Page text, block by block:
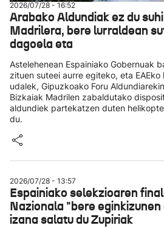
2026/07/28 - 16:52
Arabako Aldundiak ez du
Madrilera, bere lurraldean
dagoela eta
Astelehenean Espainiako Gobernuak
zituen suteei aurre egiteko, eta
udalek, Gipuzkoako Foru
Bizkaiak Madrilen zabaldutako
aldundiek partekatzen duten
du.
2026/07/28 - 13:57
Espainiako selekzioaren
Nazionala "bere
izana salatu du Zupiriak